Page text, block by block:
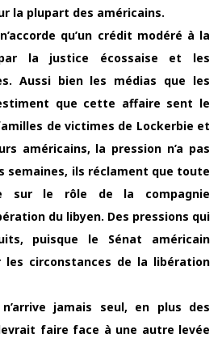
la plupart des américains.
qu’un crédit modéré à la
la justice écossaise et les
Aussi bien les médias que les
que cette affaire sent le
de victimes de Lockerbie et
américains, la pression n’a pas
semaines, ils réclament que toute
le rôle de la compagnie
du libyen. Des pressions qui
puisque le Sénat américain
les circonstances de la libération
jamais seul, en plus des
faire face à une autre levée